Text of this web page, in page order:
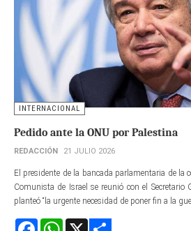
INTERNACIONAL
Pedido ante la ONU por Palestina
REDACCIÓN 21 JULIO 2026
El presidente de la bancada parlamentaria de la
Comunista de Israel se reunió con el Secretario
planteó “la urgente necesidad de poner fin a la
FacebookWhatsApp